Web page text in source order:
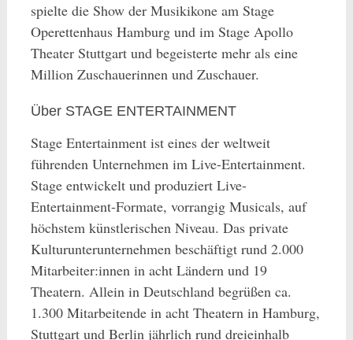
spielte die Show der Musikikone am Stage
Operettenhaus Hamburg und im Stage Apollo
Theater Stuttgart und begeisterte mehr als eine
Million Zuschauerinnen und Zuschauer.
Über STAGE ENTERTAINMENT
Stage Entertainment ist eines der weltweit
führenden Unternehmen im Live-Entertainment.
Stage entwickelt und produziert Live-
Entertainment-Formate, vorrangig Musicals, auf
höchstem künstlerischen Niveau. Das private
Kulturunterunternehmen beschäftigt rund 2.000
Mitarbeiter:innen in acht Ländern und 19
Theatern. Allein in Deutschland begrüßen ca.
1.300 Mitarbeitende in acht Theatern in Hamburg,
Stuttgart und Berlin jährlich rund dreieinhalb